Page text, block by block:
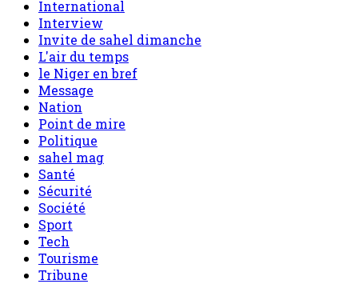
International
Interview
Invite de sahel dimanche
L'air du temps
le Niger en bref
Message
Nation
Point de mire
Politique
sahel mag
Santé
Sécurité
Société
Sport
Tech
Tourisme
Tribune